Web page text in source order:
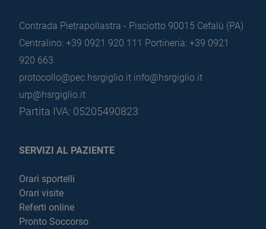
Contrada Pietrapollastra - Pisciotto 90015 Cefalù (PA)
Centralino: +39 0921 920 111 Portineria: +39 0921
920 663
protocollo@pec.hsrgiglio.it info@hsrgiglio.it
urp@hsrgiglio.it
Partita IVA: 05205490823
SERVIZI AL PAZIENTE
Orari sportelli
Orari visite
Referti online
Pronto Soccorso